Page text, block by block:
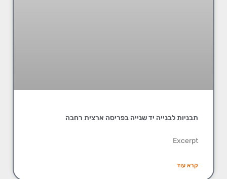
תבניות לבנייה יד שנייה בפריסה ארצית רחבה
Excerpt
קרא עוד